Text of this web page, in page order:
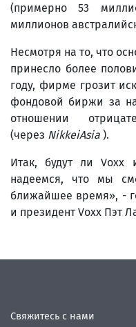
(примерно 53
миллионов
Несмотря на то, что
принесло более
году, фирме грозит
фондовой биржи за
отношении
(через NikkeiAsia ).
Итак, будут ли Voxx
надеемся, что мы
ближайшее время», -
и президент Voxx Пэт
Свяжитесь с нами